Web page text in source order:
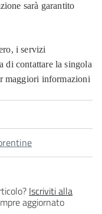
sarà garantito
i servizi
di contattare la singola
maggiori informazioni
Iscriviti alla
aggiornato